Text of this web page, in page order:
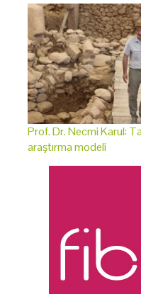
Prof. Dr. Necmi Karul:
araştırma modeli